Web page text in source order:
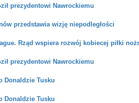
prezydentowi Nawrockiemu
przedstawia wizję niepodległości
Rząd wspiera rozwój kobiecej piłki
prezydentowi Nawrockiemu
Donaldzie Tusku
Donaldzie Tusku